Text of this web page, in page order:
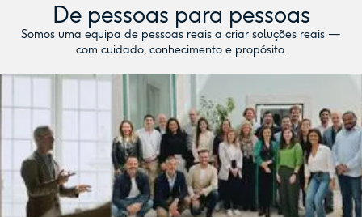
De pessoas para pessoas
Somos uma equipa de pessoas reais a criar soluções reais —
com cuidado, conhecimento e propósito.